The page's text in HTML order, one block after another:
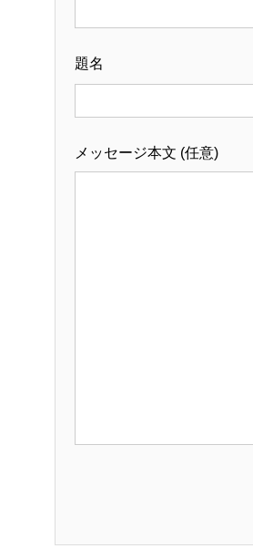
題名
メッセージ本文 (任意)